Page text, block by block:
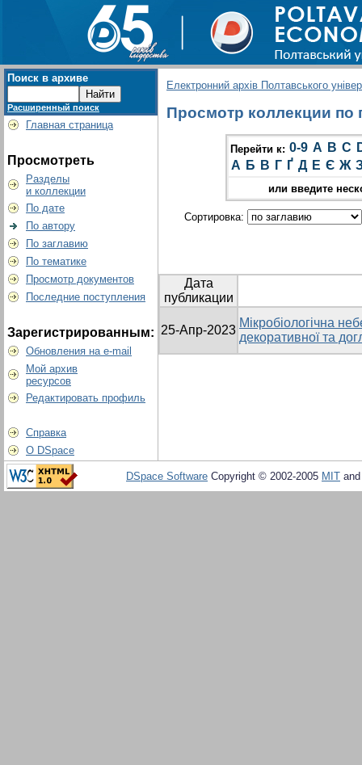
Поиск в архиве
Расширенный поиск
Главная страница
Просмотреть
Разделы
и коллекции
По дате
По автору
По заглавию
По тематике
Просмотр документов
Последние поступления
Зарегистрированным:
Обновления на e-mail
Мой архив
ресурсов
Редактировать профиль
Справка
О DSpace
Електронний архів Полтавського
Просмотр коллекции по
Перейти к: 0-9 A B C
А Б В Г Ґ Д Е Є Ж
или введите
Сортировка:
Дата
публикации
25-Апр-2023
Мікробіологічна
декоративної та
DSpace Software Copyright © 2002-2005 MIT